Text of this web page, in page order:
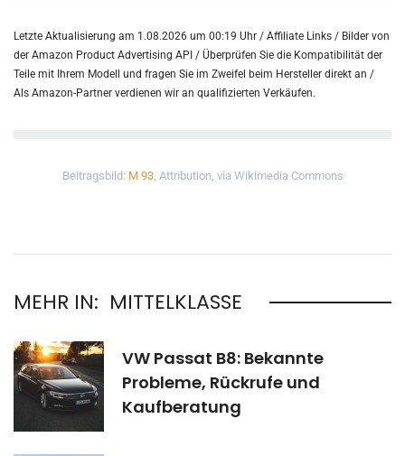
Letzte Aktualisierung am 1.08.2026 um 00:19 Uhr / Affiliate Links / Bilder von
der Amazon Product Advertising API / Überprüfen Sie die Kompatibilität der
Teile mit Ihrem Modell und fragen Sie im Zweifel beim Hersteller direkt an /
Als Amazon-Partner verdienen wir an qualifizierten Verkäufen.
Beitragsbild: M 93, Attribution, via Wikimedia Commons
MEHR IN: MITTELKLASSE
VW Passat B8: Bekannte
Probleme, Rückrufe und
Kaufberatung